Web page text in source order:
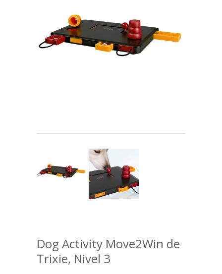
Dog Activity Move2Win de
Trixie, Nivel 3